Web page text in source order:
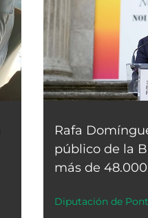
Rafa
público de la
más de
Diputación de